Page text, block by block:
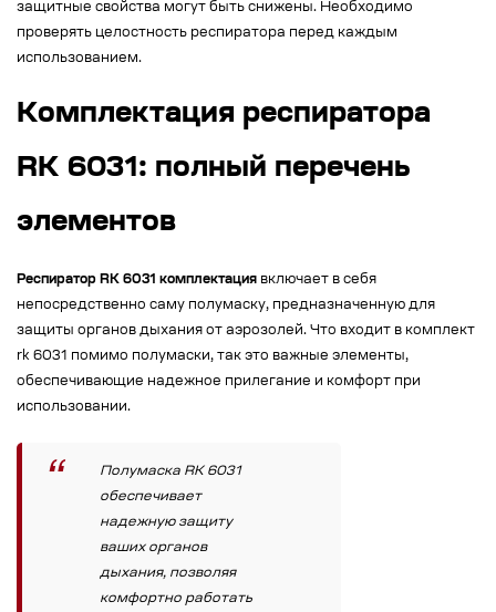
защитные свойства могут быть снижены. Необходимо
проверять целостность респиратора перед каждым
использованием.
Комплектация респиратора
RK 6031: полный перечень
элементов
Респиратор RK 6031 комплектация включает в себя
непосредственно саму полумаску, предназначенную для
защиты органов дыхания от аэрозолей. Что входит в комплект
rk 6031 помимо полумаски, так это важные элементы,
обеспечивающие надежное прилегание и комфорт при
использовании.
Полумаска RK 6031
обеспечивает
надежную защиту
ваших органов
дыхания, позволяя
комфортно работать